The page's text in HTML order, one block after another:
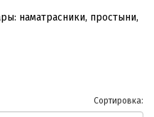
наматрасники, простыни,
Сортировка: